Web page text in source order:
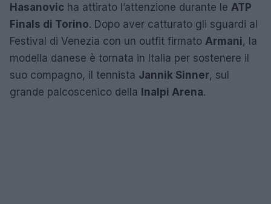
Hasanovic ha attirato l’attenzione durante le ATP
Finals di Torino. Dopo aver catturato gli sguardi al
Festival di Venezia con un outfit firmato Armani, la
modella danese è tornata in Italia per sostenere il
suo compagno, il tennista Jannik Sinner, sul
grande palcoscenico della Inalpi Arena.